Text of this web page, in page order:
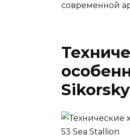
современной